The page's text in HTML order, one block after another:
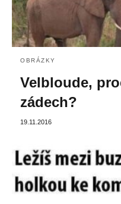
OBRÁZKY
Velbloude,
zádech?
19.11.2016